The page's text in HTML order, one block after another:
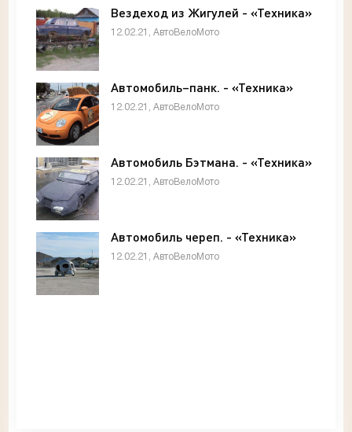
Вездеход из Жигулей - «Техника»
12.02.21, АвтоВелоМото
Автомобиль–панк. - «Техника»
12.02.21, АвтоВелоМото
Автомобиль Бэтмана. - «Техника»
12.02.21, АвтоВелоМото
Автомобиль череп. - «Техника»
12.02.21, АвтоВелоМото